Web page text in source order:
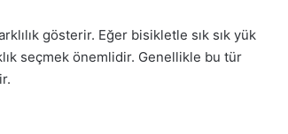
gösterir. Eğer bisikletle sık sık yük
seçmek önemlidir. Genellikle bu tür